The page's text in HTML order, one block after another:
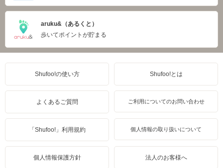
aruku&（あるくと）
歩いてポイントが貯まる
Shufoo!の使い方 Shufoo!とは
よくあるご質問 ご利用についてのお問い合わせ
「Shufoo!」利用規約 個人情報の取り扱いについて
個人情報保護方針 法人のお客様へ